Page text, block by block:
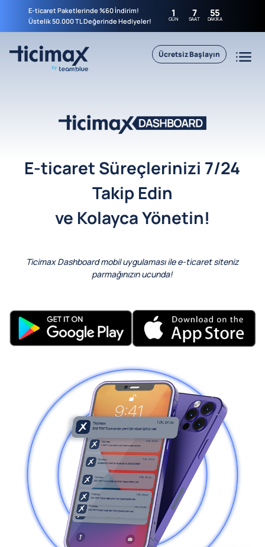
E-ticaret Paketlerinde %60 İndirim!
Üstelik 50.000 TL Değerinde Hediyeler!
1
GÜN 7
SAAT 55
DAKIKA
Ücretsiz Başlayın
E-ticaret Süreçlerinizi 7/24
Takip Edin
ve Kolayca Yönetin!
Ticimax Dashboard mobil uygulaması ile e-ticaret siteniz
parmağınızın ucunda!